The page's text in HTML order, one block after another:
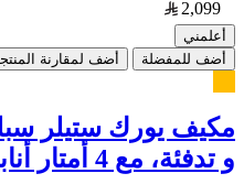
أعلمني
أضف للمفضلة
أضف لمقارنة
و تدفئة، مع 4 أمتار أنابيب نحاسية